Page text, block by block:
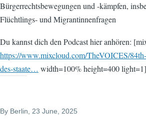
Bürgerrechtsbewegungen und -kämpfen,
Flüchtlings- und Migrantinnenfragen
Du kannst dich den Podcast hier anhören:
https://www.mixcloud.com/TheVOICES/
des-staate… width=100% height=400 light=1]
By Berlin, 23 June, 2025